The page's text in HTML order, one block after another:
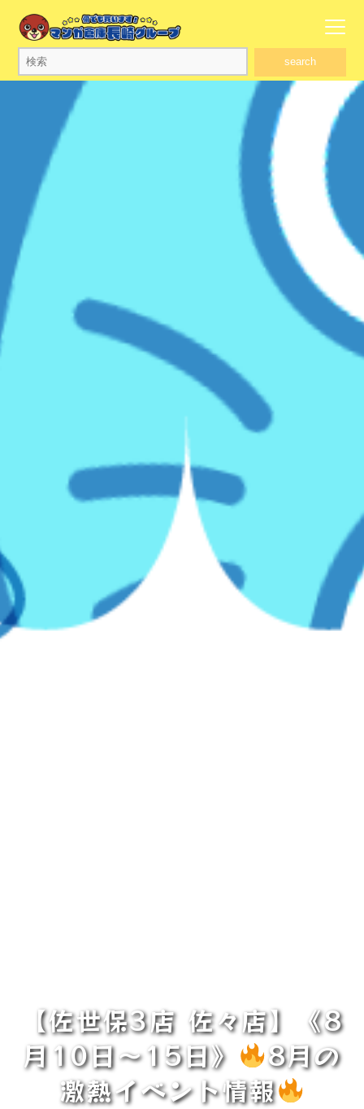
search
【佐世保3店 佐々店】《8
月10日～15日》
8月の
激熱イベント情報